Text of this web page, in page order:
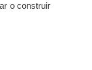
o construir